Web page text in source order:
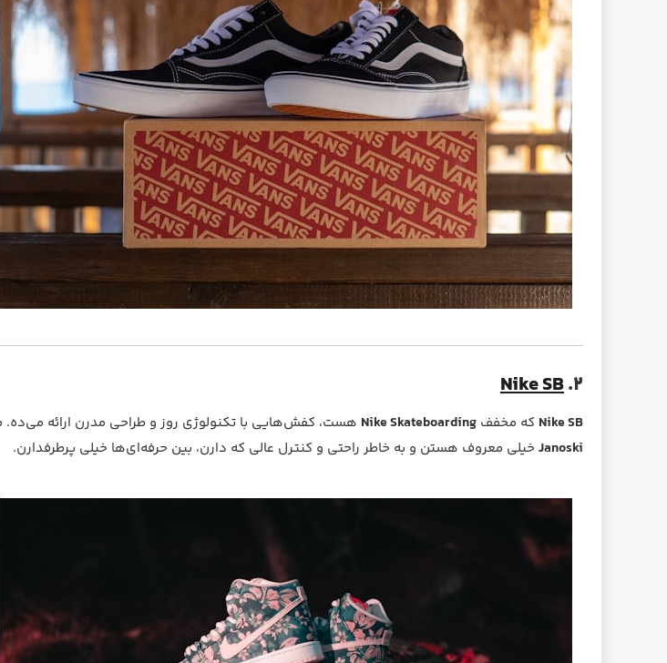
۲. Nike SB
Nike SB که مخفف Nike Skateboarding هست، کفش‌هایی با تکنولوژی روز و طراحی مدرن ارائه
Janoski خیلی معروف هستن و به خاطر راحتی و کنترل عالی که دارن، بین حرفه‌ای‌ها خیلی پرطرفدارن.